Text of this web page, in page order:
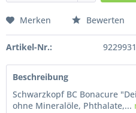
Merken Bewerten
Artikel-Nr.:
Beschreibung
Schwarzkopf BC Bonacure
ohne Mineralöle, Phthalate,...